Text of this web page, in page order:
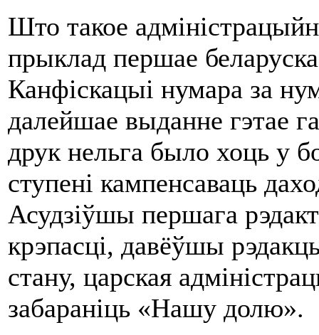
Што такое
прыклад першае
Канфіскацыі нумара за
далейшае выданне гэтае
друк нельга было хоць у
ступені кампенсаваць
Асудзіўшы першага
крэпасці, давёўшы
стану, царская
забараніць «Нашу долю».